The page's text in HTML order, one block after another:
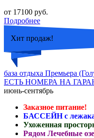
от 17100 руб.
Подробнее
Хит продаж!
база отдыха Премьера
ЕСТЬ НОМЕРА НА
июнь-сентябрь
Заказное питание!
БАССЕЙН с
Ухоженная
Рядом Лечебные